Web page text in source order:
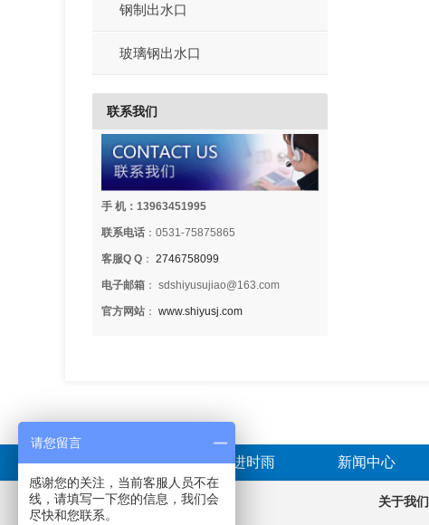
钢制出水口
玻璃钢出水口
联系我们
手 机：13963451995
联系电话 ：0531-75875865
客服Q Q ： 2746758099
电子邮箱 ： sdshiyusujiao@163.com
官方网站 ： www.shiyusj.com
首页 走进时雨 新闻中心
产品分类 关于我们
请您留言
感谢您的关注，当前客服人员不在
线，请填写一下您的信息，我们会
尽快和您联系。